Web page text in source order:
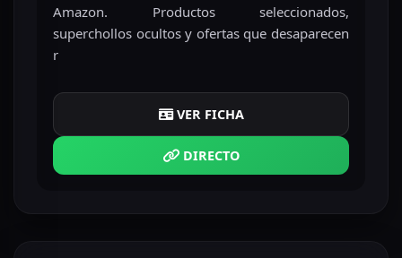
Amazon. Productos seleccionados,
superchollos ocultos y ofertas que desaparecen
r
VER FICHA
DIRECTO